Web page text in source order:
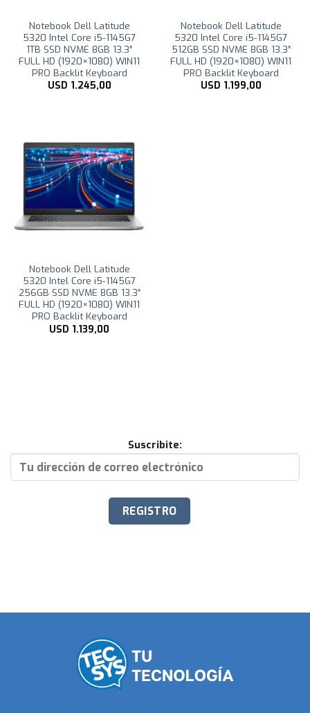
Notebook Dell Latitude
5320 Intel Core i5-1145G7
1TB SSD NVME 8GB 13.3″
FULL HD (1920×1080) WIN11
PRO Backlit Keyboard
USD 1.245,00
Notebook Dell Latitude
5320 Intel Core i5-1145G7
512GB SSD NVME 8GB 13.3″
FULL HD (1920×1080) WIN11
PRO Backlit Keyboard
USD 1.199,00
Notebook Dell Latitude
5320 Intel Core i5-1145G7
256GB SSD NVME 8GB 13.3″
FULL HD (1920×1080) WIN11
PRO Backlit Keyboard
USD 1.139,00
Suscribite: